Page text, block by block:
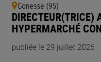
Gonesse (95)
DIRECTEUR(TRICE)
HYPERMARCHÉ
publiée le 29 juillet 2026